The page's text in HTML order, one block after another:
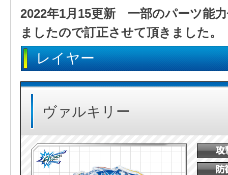
2022年1月15更新 一部のパーツ能
ましたので訂正させて頂きました。
レイヤー
ヴァルキリー